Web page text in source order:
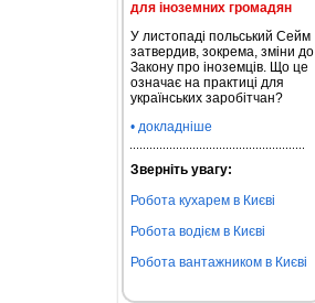
для іноземних громадян
У листопаді польський Сейм
затвердив, зокрема, зміни до
Закону про іноземців. Що це
означає на практиці для
українських заробітчан?
• докладніше
Зверніть увагу:
Робота кухарем в Києві
Робота водієм в Києві
Робота вантажником в Києві